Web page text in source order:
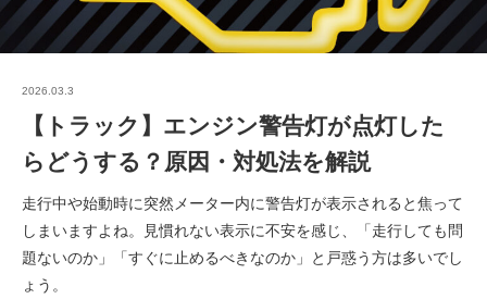
2026.03.3
【トラック】エンジン警告灯が点灯した
らどうする？原因・対処法を解説
走行中や始動時に突然メーター内に警告灯が表示されると焦って
しまいますよね。見慣れない表示に不安を感じ、「走行しても問
題ないのか」「すぐに止めるべきなのか」と戸惑う方は多いでし
ょう。